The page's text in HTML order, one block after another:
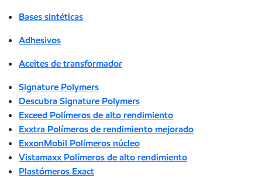
Bases sintéticas
Adhesivos
Aceites de transformador
Signature Polymers
Descubra Signature Polymers
Exceed Polímeros de alto rendimiento
Exxtra Polímeros de rendimiento mejorado
ExxonMobil Polímeros núcleo
Vistamaxx Polímeros de alto rendimiento
Plastómeros Exact